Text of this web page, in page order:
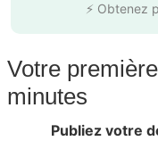
⚡ Obtenez
Votre
minutes
Publiez votre